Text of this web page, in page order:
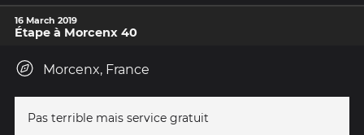
16 March 2019
Étape à Morcenx 40
Morcenx, France
Pas terrible mais service gratuit